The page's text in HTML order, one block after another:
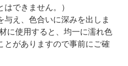
はできません。）
与え、色合いに深みを出しま
に使用すると、均一に濡れ色
とがありますので事前にご確